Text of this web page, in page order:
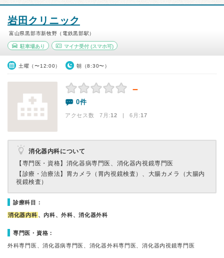
岩田クリニック
富山県黒部市新牧野（電鉄黒部駅）
駐車場あり マイナ受付(スマホ可)
土曜（〜12:00） 朝（8:30〜）
－
0件
アクセス数 7月:12 | 6月:17
消化器内科について
【専門医・資格】 消化器病専門医、消化器内視鏡専門医
【診療・治療法】 胃カメラ（胃内視鏡検査）、大腸カメラ（大腸内
視鏡検査）
診療科目：
消化器内科 、内科、外科、消化器外科
専門医・資格：
外科専門医、消化器病専門医、消化器外科専門医、消化器内視鏡専門医